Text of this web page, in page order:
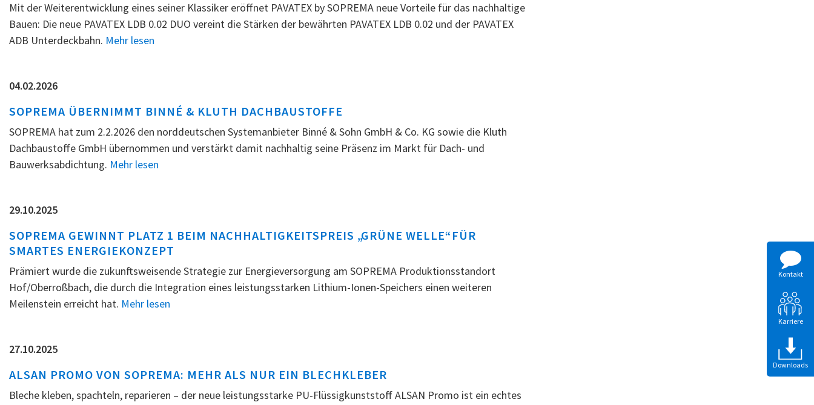
Mit der Weiterentwicklung eines seiner Klassiker eröffnet PAVATEX by SOPREMA neue Vorteile für das nachhaltige
Bauen: Die neue PAVATEX LDB 0.02 DUO vereint die Stärken der bewährten PAVATEX LDB 0.02 und der PAVATEX
ADB Unterdeckbahn. Mehr lesen
04.02.2026
SOPREMA ÜBERNIMMT BINNÉ & KLUTH DACHBAUSTOFFE
SOPREMA hat zum 2.2.2026 den norddeutschen Systemanbieter Binné & Sohn GmbH & Co. KG sowie die Kluth
Dachbaustoffe GmbH übernommen und verstärkt damit nachhaltig seine Präsenz im Markt für Dach- und
Bauwerksabdichtung. Mehr lesen
29.10.2025
SOPREMA GEWINNT PLATZ 1 BEIM NACHHALTIGKEITSPREIS „GRÜNE WELLE“ FÜR
SMARTES ENERGIEKONZEPT
Prämiert wurde die zukunftsweisende Strategie zur Energieversorgung am SOPREMA Produktionsstandort
Hof/Oberroßbach, die durch die Integration eines leistungsstarken Lithium-Ionen-Speichers einen weiteren
Meilenstein erreicht hat. Mehr lesen
27.10.2025
ALSAN PROMO VON SOPREMA: MEHR ALS NUR EIN BLECHKLEBER
Bleche kleben, spachteln, reparieren – der neue leistungsstarke PU-Flüssigkunststoff ALSAN Promo ist ein echtes
Kontakt
Karriere
Downloads